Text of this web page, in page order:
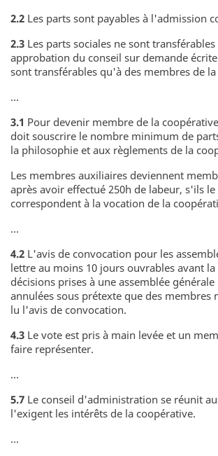
2.2 Les parts sont payables à l'admission
2.3 Les parts sociales ne sont
approbation du conseil sur demande
sont transférables qu'à des membres de
...
3.1 Pour devenir membre de la
doit souscrire le nombre minimum de
la philosophie et aux règlements de la
Les membres auxiliaires deviennent
après avoir effectué 250h de labeur, s'ils
correspondent à la vocation de la
...
4.2 L'avis de convocation pour les
lettre au moins 10 jours ouvrables avant
décisions prises à une assemblée
annulées sous prétexte que des membres
lu l'avis de convocation.
4.3 Le vote est pris à main levée et un
faire représenter.
...
5.7 Le conseil d'administration se réunit
l'exigent les intérêts de la coopérative.
...